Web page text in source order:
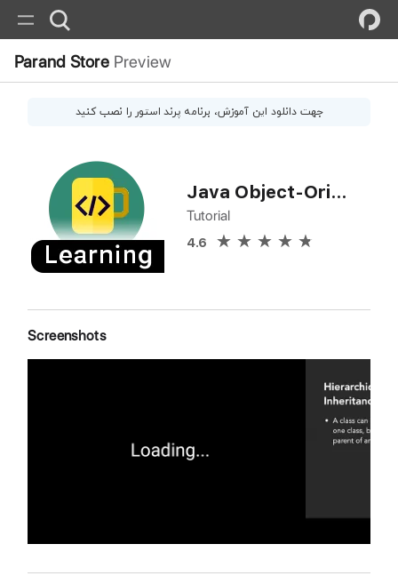
Parand Store Preview
جهت دانلود این آموزش، برنامه پرند استور را نصب کنید
Java Object-Oriented Programming
Tutorial
4.6
Screenshots